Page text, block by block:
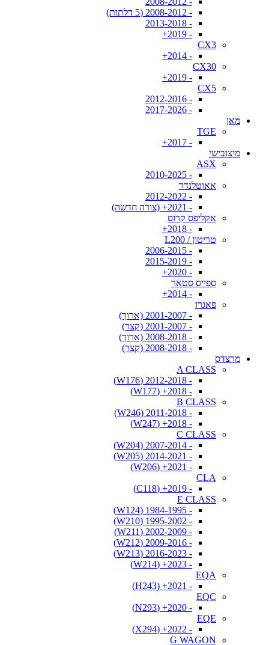
- 2008-2012 (5 דלתות)
- 2013-2018
- 2019+
CX3
- 2014+
CX30
- 2019+
CX5
- 2012-2016
- 2017-2026
מאן
TGE
- 2017+
מיצובישי
ASX
- 2010-2025
אאוטלנדר
- 2012-2022
- 2021+ (צורה חדשה)
אקליפס קרוס
- 2018+
טריטון / L200
- 2006-2015
- 2015-2019
- 2020+
ספייס סטאר
- 2014+
פאגרו
- 2001-2007 (ארוך)
- 2001-2007 (קצר)
- 2008-2018 (ארוך)
- 2008-2018 (קצר)
מרצדס
A CLASS
- 2012-2018 (W176)
- 2018+ (W177)
B CLASS
- 2011-2018 (W246)
- 2018+ (W247)
C CLASS
- 2007-2014 (W204)
- 2014-2021 (W205)
- 2021+ (W206)
CLA
- 2019+ (C118)
E CLASS
- 1984-1995 (W124)
- 1995-2002 (W210)
- 2002-2009 (W211)
- 2009-2016 (W212)
- 2016-2023 (W213)
- 2023+ (W214)
EQA
- 2021+ (H243)
EQC
- 2020+ (N293)
EQE
- 2022+ (X294)
G WAGON